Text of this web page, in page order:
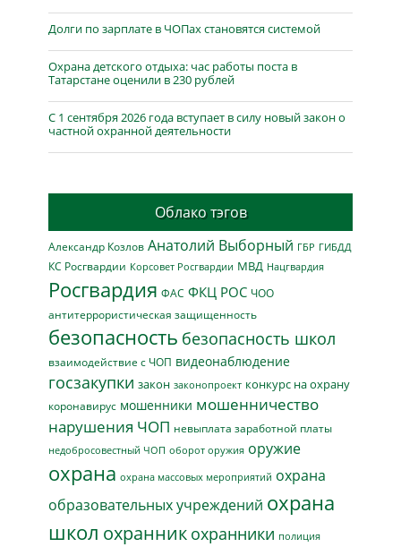
Долги по зарплате в ЧОПах становятся системой
Охрана детского отдыха: час работы поста в
Татарстане оценили в 230 рублей
С 1 сентября 2026 года вступает в силу новый закон о
частной охранной деятельности
Облако тэгов
Александр Козлов Анатолий Выборный ГБР ГИБДД
КС Росгвардии Корсовет Росгвардии МВД Нацгвардия
Росгвардия ФАС ФКЦ РОС ЧОО
антитеррористическая защищенность
безопасность безопасность школ
взаимодействие с ЧОП видеонаблюдение
госзакупки закон законопроект конкурс на охрану
коронавирус мошенники мошенничество
нарушения ЧОП невыплата заработной платы
недобросовестный ЧОП оборот оружия оружие
охрана охрана массовых мероприятий охрана
образовательных учреждений охрана
школ охранник охранники полиция